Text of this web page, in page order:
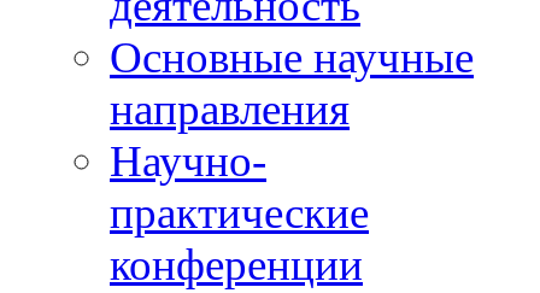
Основные научные
направления
Научно-
практические
конференции